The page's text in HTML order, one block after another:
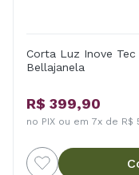
Corta Luz Inove
Bellajanela
R$ 399,90
no PIX ou em 7x de R$